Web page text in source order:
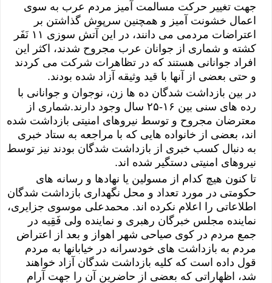
جهت تغییر حرکت مسالمت آمیز مردم عرب به سوی
اعمال خشونت آمیز و همچنین سرپوش گذاشتن بر
اعتراضات مردمی می دانند، در این آتش سوزی ۱۱ نَفَر
کشته و شماری از جوانان عرب مجروح شدند، اکثر این
افراد جوانانی هستند که در تظاهرات شرکت می کردند
و حتی بعضی از آنها با قید وثیقه آزاد شده بودند.
در بین بازداشت شدگان ده ها زن، نوجوان و جوانانی با
رده های سنی بین ۱۶-۲۵ سال وجود دارند.شماری از
معترضان مجروح و توسط نیروهای امنیتی بازداشت شده
اند، بعضی از خانواده هایی که با مراجعه به ستاد خبری
به دنبال کسب خبری از بازداشت شدگان بودند نیز توسط
نیروهای امنیتی دستگیر شده اند.
تا کنون هیچ کدام از مسولین یا نهادها و رسانه های
حکومتی در مورد تعداد و محل نگهداری بازداشت شدگان
اطلاعاتی را اعلام نکرده اند. محمدعلی موسوی جزایری،
نماینده مجلس خبرگان رهبری و نماینده ولی فَقِیه در
جمع مردم در کوی صیاحی شهر اهواز و بعد از اعتراض
مردم به بازداشت های خودسرانه در خیابانها به مردم
قول داده است که کلیه بازداشت شدگان آزاد خواهند
شد، اظهاراتی که بعضی از حاضرین آن را جهت آرام